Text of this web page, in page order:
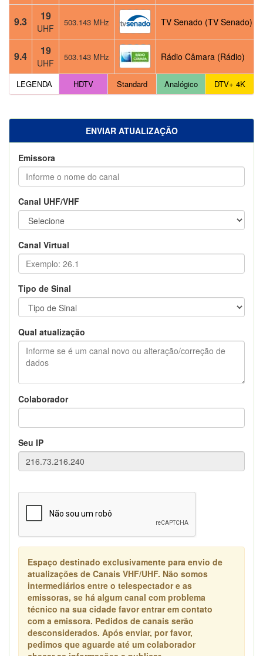
9.3 19
UHF
503.143 MHz TV Senado (TV Senado)
9.4 19
UHF
503.143 MHz Rádio Câmara (Rádio)
LEGENDA HDTV Standard Analógico DTV+ 4K
ENVIAR ATUALIZAÇÃO
Emissora
Canal UHF/VHF
Canal Virtual
Tipo de Sinal
Qual atualização
Colaborador
Seu IP
Espaço destinado exclusivamente para envio de
atualizações de Canais VHF/UHF. Não somos
intermediários entre o telespectador e as
emissoras, se há algum canal com problema
técnico na sua cidade favor entrar em contato
com a emissora. Pedidos de canais serão
desconsiderados. Após enviar, por favor,
pedimos que aguarde até um colaborador